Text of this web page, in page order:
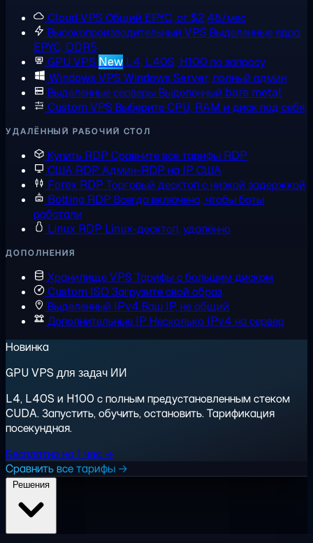
Cloud VPS Общий EPYC, от $2,48/мес
Высокопроизводительный VPS Выделенные ядра
EPYC, DDR5
GPU VPS New L4, L40S, H100 по запросу
Windows VPS Windows Server, полный админ
Выделенные серверыВыделенный bare metal
Custom VPS Выберите CPU, RAM и диск под себя
УДАЛЁННЫЙ РАБОЧИЙ СТОЛ
Купить RDP Сравните все тарифы RDP
США RDP Админ-RDP на IP США
Forex RDP Торговый десктоп с низкой задержкой
Botting RDP Всегда включено, чтобы боты
работали
Linux RDP Linux-десктоп, удалённо
ДОПОЛНЕНИЯ
Хранилище VPS Тарифы с большим диском
Custom ISO Загрузите свой образ
Выделенный IPv4 Ваш IP, не общий
Дополнительные IP Несколько IPv4 на сервер
Новинка
GPU VPS для задач ИИ
L4, L40S и H100 с полным предустановленным стеком
CUDA. Запустить, обучить, остановить. Тарификация
посекундная.
Бесплатно на 1 час →
Сравнить все тарифы →